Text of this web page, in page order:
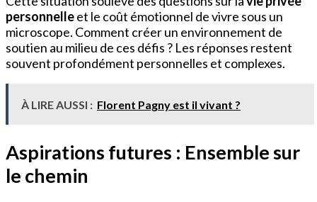
personnelleet le coût émotionnel de vivre sous un
microscope. Comment créer un environnement de
soutien au milieu de ces défis ? Les réponses restent
souvent profondément personnelles et complexes.
À LIRE AUSSI : Florent Pagny est il vivant ?
Aspirations futures : Ensemble sur
le chemin